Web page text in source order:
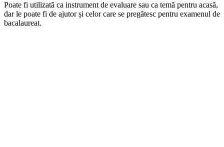
Poate fi utilizată ca instrument de evaluare sau ca temă pentru acasă,
dar le poate fi de ajutor și celor care se pregătesc pentru examenul de
bacalaureat.